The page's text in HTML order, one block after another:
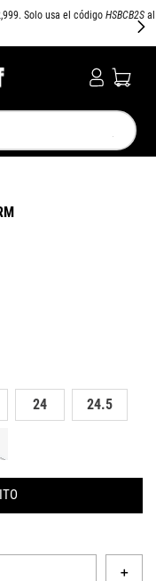
Solo usa el código HSBCB2S al
24 24.5
＋